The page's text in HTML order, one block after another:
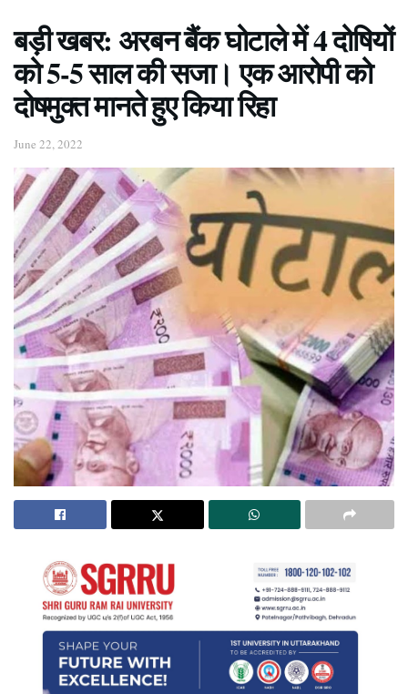
बड़ी खबर: अरबन बैंक घोटाले में 4 दोषियों
को 5-5 साल की सजा। एक आरोपी को
दोषमुक्त मानते हुए किया रिहा
June 22, 2022